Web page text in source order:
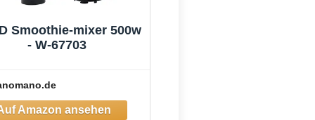
Smoothie-mixer 500w
- W-67703